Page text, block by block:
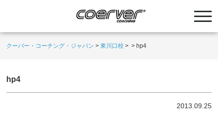
クーバー・コーチング・ジャパン >東川口校 > > hp4
hp4
2013.09.25